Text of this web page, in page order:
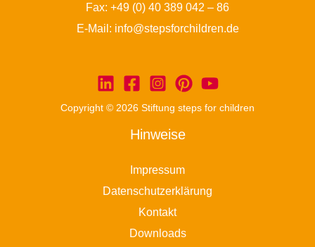
Fax: +49 (0) 40 389 042 – 86
E-Mail: info@stepsforchildren.de
Copyright © 2026 Stiftung steps for children
Hinweise
Impressum
Datenschutzerklärung
Kontakt
Downloads